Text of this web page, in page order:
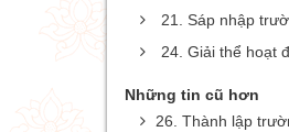
21. Sáp nhập
24. Giải thể hoạt
Những tin cũ hơn
26. Thành lập